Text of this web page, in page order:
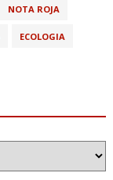
NOTA ROJA
ECOLOGIA